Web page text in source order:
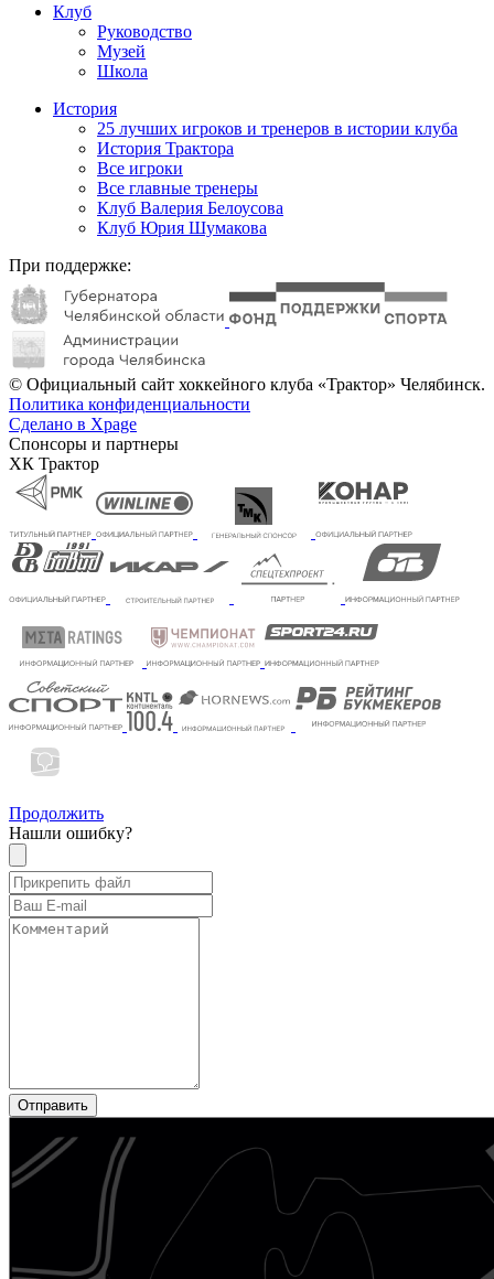
Клуб
Руководство
Музей
Школа
История
25 лучших игроков и тренеров в истории клуба
История Трактора
Все игроки
Все главные тренеры
Клуб Валерия Белоусова
Клуб Юрия Шумакова
При поддержке:
© Официальный сайт хоккейного клуба «Трактор» Челябинск.
Политика конфиденциальности
Сделано в Xpage
Спонсоры и партнеры
ХК Трактор
Продолжить
Нашли ошибку?